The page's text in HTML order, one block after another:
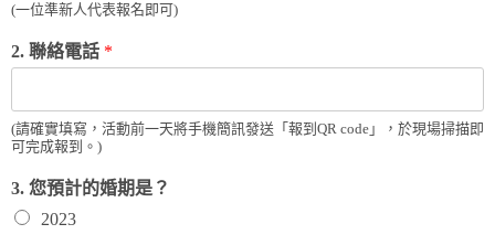
(一位準新人代表報名即可)
2. 聯絡電話 *
(請確實填寫，活動前一天將手機簡訊發送「報到QR code」，於現場掃描即
可完成報到。)
3. 您預計的婚期是？
2023